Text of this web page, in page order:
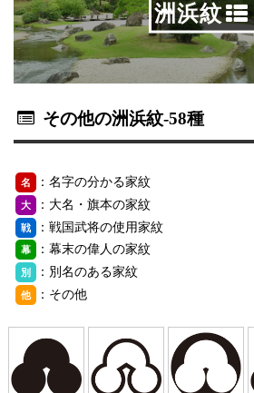
洲浜紋
その他の洲浜紋-58種
名 ：名字の分かる家紋
大 ：大名・旗本の家紋
戦 ：戦国武将の使用家紋
幕 ：幕末の偉人の家紋
別 ：別名のある家紋
他 ：その他